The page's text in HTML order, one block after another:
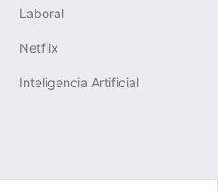
Laboral
Netflix
Inteligencia Artificial